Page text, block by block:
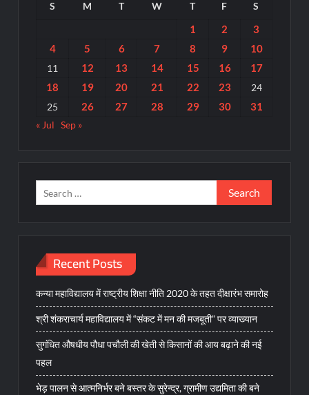
S M T W T F S
1 2
3
4
5 6 7 8 9 10
11 12 13 14 15 16
17
18
19 20 21 22 23
24
25
26 27 28 29 30 31
« Jul Sep »
Search
for:
Recent Posts
कन्या महाविद्यालय में राष्ट्रीय शिक्षा नीति 2020 के तहत दीक्षारंभ समारोह
श्री शंकराचार्य महाविद्यालय में “संकट में मन की मजबूती” पर व्याख्यान
सुगंधित औषधीय पौधा पचौली की खेती से किसानों की आय बढ़ाने की नई
पहल
भेड़ पालन से आत्मनिर्भर बने बस्तर के सुरेन्द्र, ग्रामीण उद्यमिता की बने